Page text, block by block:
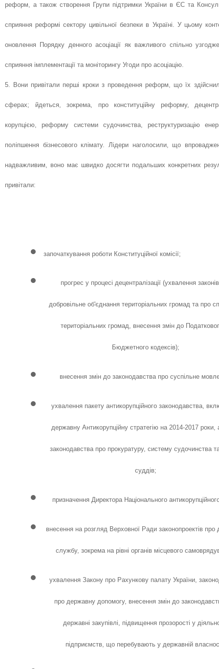
реформ, а також створення Групи підтримки України в ЄС та
сприяння реформі сектору цивільної безпеки в Україні. У цьому
оновлення Порядку денного асоціації як важливого спільно
сприяння імплементації та моніторингу Угоди про асоціацію.
5. Вони привітали перші кроки з проведення реформ, що їх
сферах; йдеться, зокрема, про конституційну реформу,
корупцією, реформу системи судочинства, реструктуризацію
поліпшення бізнесового клімату. Лідери наголосили, що
надважливим, воно має швидко досягти подальших конкретних
привітали:
започаткування роботи Конституційної комісії;
прогрес у процесі децентралізації (ухвалення
добровільне об'єднання територіальних громад та про
територіальних громад, внесення змін до
Бюджетного кодексів);
внесення змін до законодавства про суспільне
ухвалення пакету антикорупційного законодавства,
державну Антикорупційну стратегію на 2014-2017 роки,
законодавства про прокуратуру, систему судочинства
суддів;
призначення Директора Національного
внесення на розгляд Верховної Ради законопроектів про
службу, зокрема на рівні органів місцевого
ухвалення Закону про Рахункову палату України,
про державну допомогу, внесення змін до
державні закупівлі, підвищення прозорості у
підприємств, що перебувають у державній